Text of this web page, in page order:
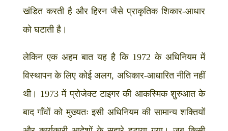
खंडित करती है और हिरन जैसे प्राकृतिक शिकार-आधार
को घटाती है।
लेकिन एक अहम बात यह है कि 1972 के अधिनियम में
विस्थापन के लिए कोई अलग, अधिकार-आधारित नीति नहीं
थी। 1973 में प्रोजेक्ट टाइगर की आकस्मिक शुरुआत के
बाद गाँवों को मुख्यतः इसी अधिनियम की सामान्य शक्तियों